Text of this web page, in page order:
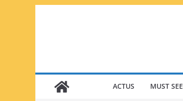
ACTUS MUST SEE